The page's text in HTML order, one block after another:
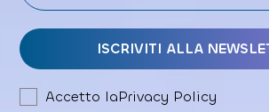
Accetto laPrivacy Policy